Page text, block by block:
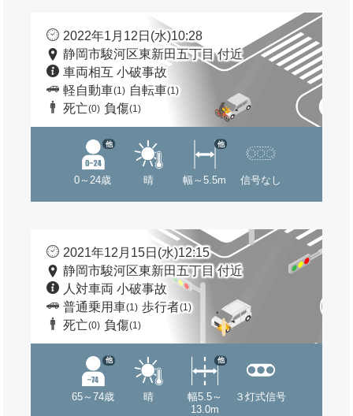
2022年1月12日(水)10:28
静岡市駿河区東新田五丁目 付近
車両相互 小破事故
軽自動車(1) 自転車(1)
死亡(0) 負傷(1)
0～24歳
他
晴 幅～5.5m
他
信号なし
2021年12月15日(水)12:15
静岡市駿河区東新田五丁目 付近
人対車両 小破事故
普通乗用車(1) 歩行者(1)
死亡(0) 負傷(1)
65～74歳
他
晴
幅5.5～
13.0m
他
３灯式信号